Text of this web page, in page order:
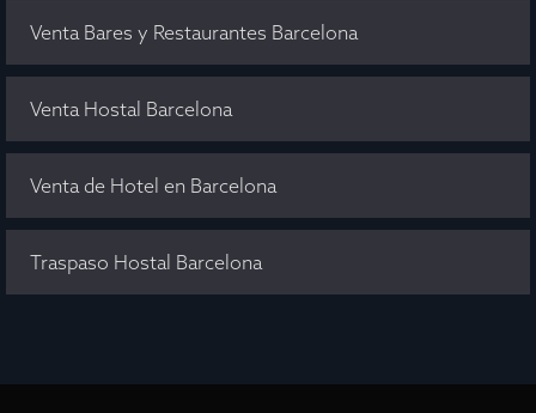
Venta Bares y Restaurantes Barcelona
Venta Hostal Barcelona
Venta de Hotel en Barcelona
Traspaso Hostal Barcelona